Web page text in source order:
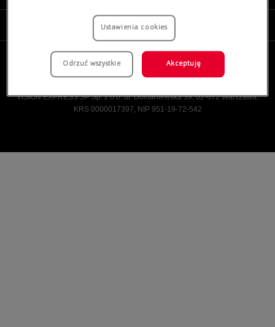
VISION EXPRESS SP Sp. z o.o. ul. Domaniewska 39, 02-672 Warszawa,
KRS 0000017397, NIP 951-19-72-542
Ustawienia cookies
Odrzuć wszystkie Akceptuję